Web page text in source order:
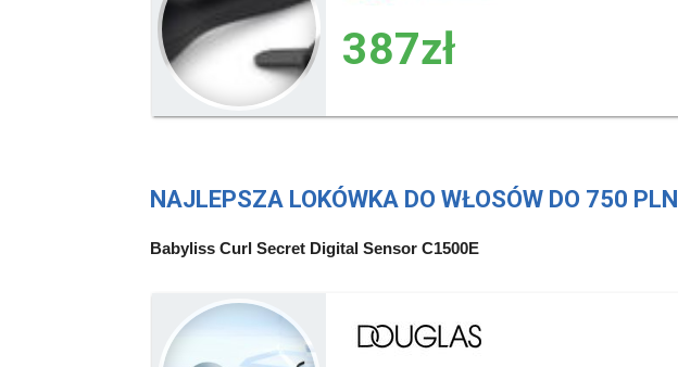
NAJLEPSZA LOKÓWKA DO WŁOSÓW DO 750 PLN
Babyliss Curl Secret Digital Sensor C1500E